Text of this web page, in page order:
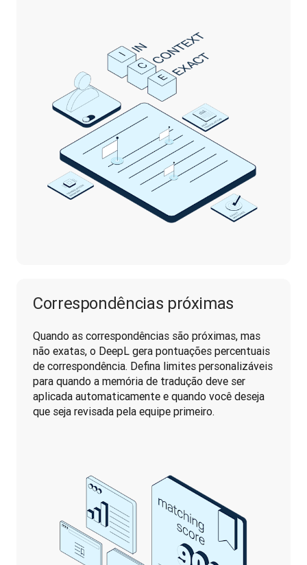
Correspondências próximas
Quando as correspondências são próximas, mas
não exatas, o DeepL gera pontuações percentuais
de correspondência. Defina limites personalizáveis
para quando a memória de tradução deve ser
aplicada automaticamente e quando você deseja
que seja revisada pela equipe primeiro.